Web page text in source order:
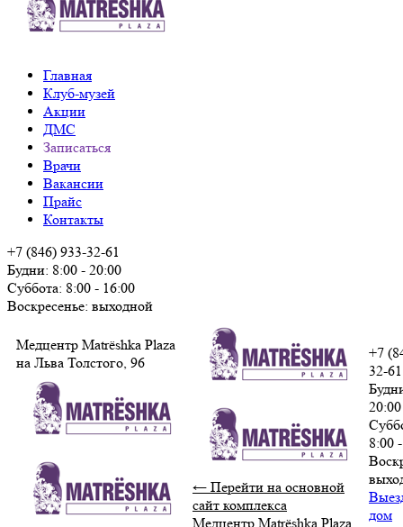
Главная
Клуб-музей
Акции
ДМС
Записаться
Врачи
Вакансии
Прайс
Контакты
+7 (846) 933-32-61
Будни: 8:00 - 20:00
Суббота: 8:00 - 16:00
Воскресенье: выходной
Медцентр Matrёshka Plaza
на Льва Толстого, 96
← Перейти на основной
сайт комплекса
Медцентр Matrёshka Plaza
+7
32-61
20:00
8:00
дом